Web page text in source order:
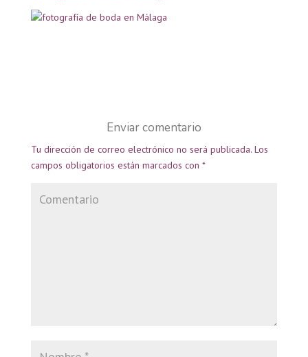
Enviar comentario
Tu dirección de correo electrónico no será publicada.Los
campos obligatorios están marcados con *